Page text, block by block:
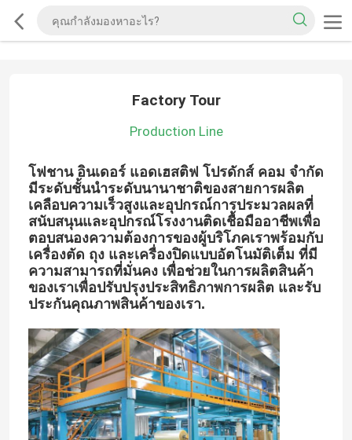
Factory Tour
Production Line
โฟชาน อินเดอร์ แอดเฮสติฟ โปรดักส์ คอม จํากัด
มีระดับชั้นนําระดับนานาชาติของสายการผลิต
เคลือบความเร็วสูงและอุปกรณ์การประมวลผลที่
สนับสนุนและอุปกรณ์โรงงานติดเชื้อมืออาชีพเพื่อ
ตอบสนองความต้องการของผู้บริโภคเราพร้อมกับ
เครื่องตัด ถุง และเครื่องปิดแบบอัตโนมัติเต็ม ที่มี
ความสามารถที่มั่นคง เพื่อช่วยในการผลิตสินค้า
ของเราเพื่อปรับปรุงประสิทธิภาพการผลิต และรับ
ประกันคุณภาพสินค้าของเรา.